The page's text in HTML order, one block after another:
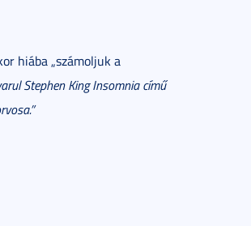
hiába „számoljuk a
Stephen King Insomnia című